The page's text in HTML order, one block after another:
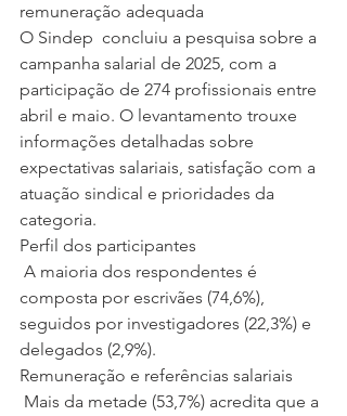
remuneração adequada
O Sindep  concluiu a pesquisa sobre a
campanha salarial de 2025, com a
participação de 274 profissionais entre
abril e maio. O levantamento trouxe
informações detalhadas sobre
expectativas salariais, satisfação com a
atuação sindical e prioridades da
categoria.
Perfil dos participantes
composta por escrivães (74,6%),
seguidos por investigadores (22,3%) e
delegados (2,9%).
Remuneração e referências salariais